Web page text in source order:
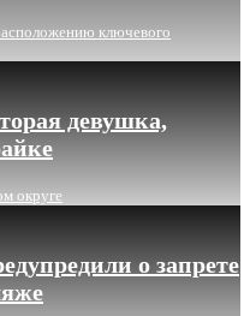
ключевого
девушка,
округе
о запрете